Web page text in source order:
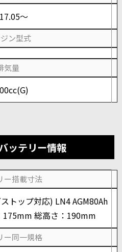
～
ン型式
気量
ッテリー情報
ー搭載寸法
トップ対応) LN4 AGM80Ah
総高さ：190mm
ー同一規格